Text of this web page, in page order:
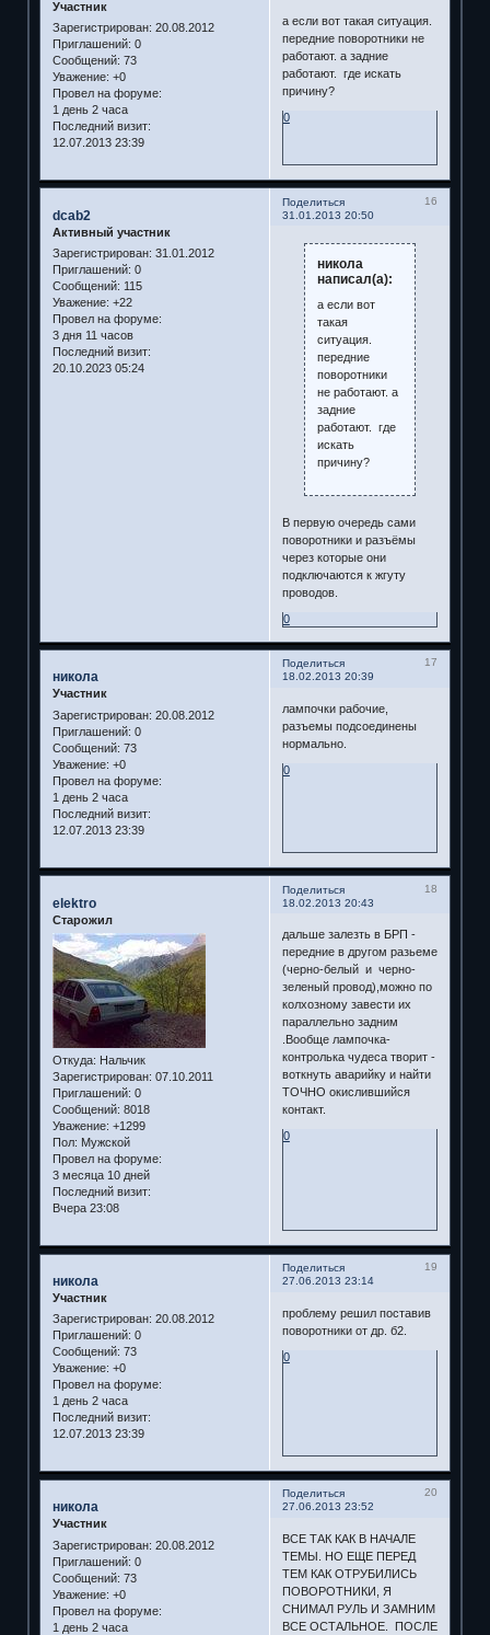
Участник
Зарегистрирован: 20.08.2012
Приглашений: 0
Сообщений: 73
Уважение: +0
Провел на форуме:
1 день 2 часа
Последний визит:
12.07.2013 23:39
а если вот такая ситуация.
передние поворотники не
работают. а задние
работают. где искать
причину?
0
Поделиться
16
31.01.2013 20:50
dcab2
Активный участник
Зарегистрирован: 31.01.2012
Приглашений: 0
Сообщений: 115
Уважение: +22
Провел на форуме:
3 дня 11 часов
Последний визит:
20.10.2023 05:24
никола
написал(а):
а если вот
такая
ситуация.
передние
поворотники
не работают. а
задние
работают. где
искать
причину?
В первую очередь сами
поворотники и разъёмы
через которые они
подключаются к жгуту
проводов.
0
Поделиться
17
18.02.2013 20:39
никола
Участник
Зарегистрирован: 20.08.2012
Приглашений: 0
Сообщений: 73
Уважение: +0
Провел на форуме:
1 день 2 часа
Последний визит:
12.07.2013 23:39
лампочки рабочие,
разъемы подсоединены
нормально.
0
Поделиться
18
18.02.2013 20:43
elektro
Старожил
Откуда: Нальчик
Зарегистрирован: 07.10.2011
Приглашений: 0
Сообщений: 8018
Уважение: +1299
Пол: Мужской
Провел на форуме:
3 месяца 10 дней
Последний визит:
Вчера 23:08
дальше залезть в БРП -
передние в другом разьеме
(черно-белый и черно-
зеленый провод),можно по
колхозному завести их
параллельно задним
.Вообще лампочка-
контролька чудеса творит -
воткнуть аварийку и найти
ТОЧНО окислившийся
контакт.
0
Поделиться
19
27.06.2013 23:14
никола
Участник
Зарегистрирован: 20.08.2012
Приглашений: 0
Сообщений: 73
Уважение: +0
Провел на форуме:
1 день 2 часа
Последний визит:
12.07.2013 23:39
проблему решил поставив
поворотники от др. б2.
0
Поделиться
20
27.06.2013 23:52
никола
Участник
Зарегистрирован: 20.08.2012
Приглашений: 0
Сообщений: 73
Уважение: +0
Провел на форуме:
1 день 2 часа
ВСЕ ТАК КАК В НАЧАЛЕ
ТЕМЫ. НО ЕЩЕ ПЕРЕД
ТЕМ КАК ОТРУБИЛИСЬ
ПОВОРОТНИКИ, Я
СНИМАЛ РУЛЬ И ЗАМНИМ
ВСЕ ОСТАЛЬНОЕ. ПОСЛЕ